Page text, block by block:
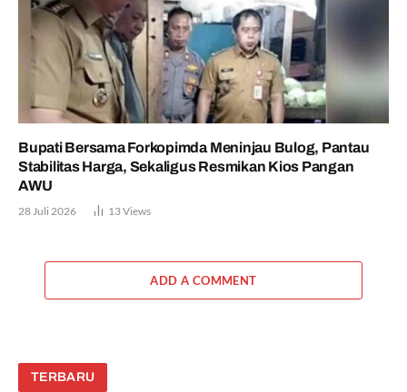
Bupati Bersama Forkopimda Meninjau Bulog, Pantau
Stabilitas Harga, Sekaligus Resmikan Kios Pangan
AWU
28 Juli 2026 13Views
ADD A COMMENT
TERBARU